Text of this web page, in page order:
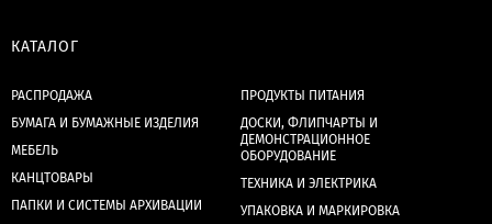
КАТАЛОГ
РАСПРОДАЖА
БУМАГА И БУМАЖНЫЕ ИЗДЕЛИЯ
МЕБЕЛЬ
КАНЦТОВАРЫ
ПАПКИ И СИСТЕМЫ АРХИВАЦИИ
ПРОДУКТЫ ПИТАНИЯ
ДОСКИ, ФЛИПЧАРТЫ И
ДЕМОНСТРАЦИОННОЕ
ОБОРУДОВАНИЕ
ТЕХНИКА И ЭЛЕКТРИКА
УПАКОВКА И МАРКИРОВКА